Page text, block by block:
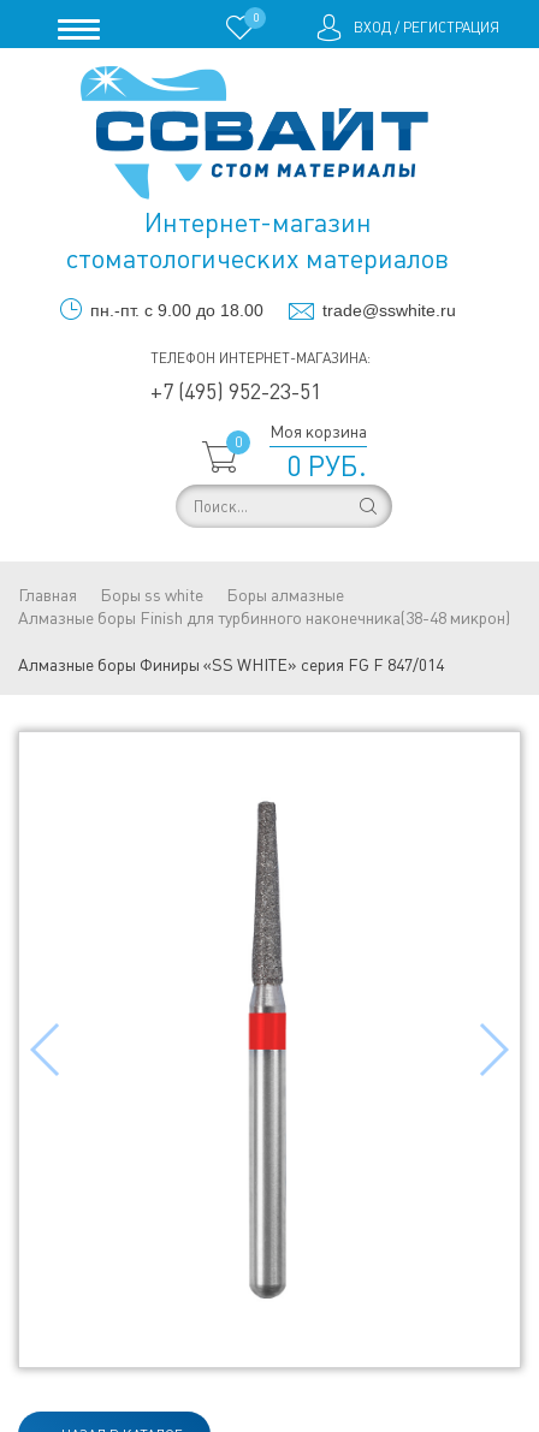
0
ВХОД/ РЕГИСТРАЦИЯ
Интернет-магазин
стоматологических материалов
пн.-пт. с 9.00 до 18.00 trade@sswhite.ru
ТЕЛЕФОН ИНТЕРНЕТ-МАГАЗИНА:
+7 (495) 952-23-51
0
Моя корзина
0 РУБ.
Главная Боры ss white
Боры алмазные
Алмазные боры Finish для турбинного наконечника(38-48 микрон)
Алмазные боры Финиры «SS WHITE» серия FG F 847/014